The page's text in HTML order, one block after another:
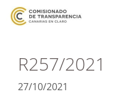
R257/2021
27/10/2021